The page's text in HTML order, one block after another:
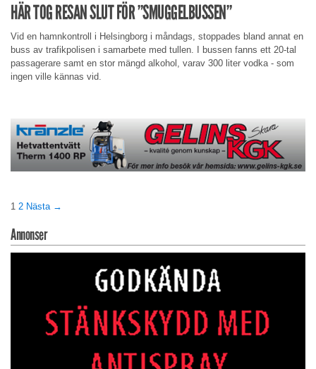
HÄR TOG RESAN SLUT FÖR ”SMUGGELBUSSEN”
Vid en hamnkontroll i Helsingborg i måndags, stoppades bland annat en
buss av trafikpolisen i samarbete med tullen. I bussen fanns ett 20-tal
passagerare samt en stor mängd alkohol, varav 300 liter vodka - som
ingen ville kännas vid.
1 2 Nästa →
Annonser